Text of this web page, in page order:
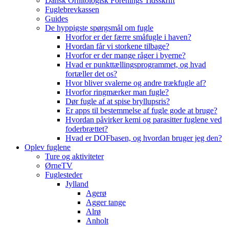
Fuglebrevkassen
Guides
De hyppigste spørgsmål om fugle
Hvorfor er der færre småfugle i haven?
Hvordan får vi storkene tilbage?
Hvorfor er der mange råger i byerne?
Hvad er punkttællingsprogrammet, og hvad
fortæller det os?
Hvor bliver svalerne og andre trækfugle af?
Hvorfor ringmærker man fugle?
Dør fugle af at spise bryllupsris?
Er apps til bestemmelse af fugle gode at bruge?
Hvordan påvirker kemi og parasitter fuglene ved
foderbrættet?
Hvad er DOFbasen, og hvordan bruger jeg den?
Oplev fuglene
Ture og aktiviteter
ØrneTV
Fuglesteder
Jylland
Agerø
Agger tange
Alrø
Anholt